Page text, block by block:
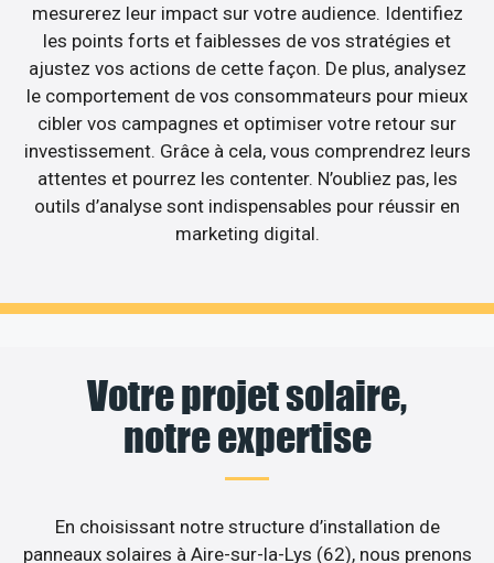
mesurerez leur impact sur votre audience. Identifiez
les points forts et faiblesses de vos stratégies et
ajustez vos actions de cette façon. De plus, analysez
le comportement de vos consommateurs pour mieux
cibler vos campagnes et optimiser votre retour sur
investissement. Grâce à cela, vous comprendrez leurs
attentes et pourrez les contenter. N’oubliez pas, les
outils d’analyse sont indispensables pour réussir en
marketing digital.
Votre projet solaire,
notre expertise
En choisissant notre structure d’installation de
panneaux solaires à Aire-sur-la-Lys (62), nous prenons